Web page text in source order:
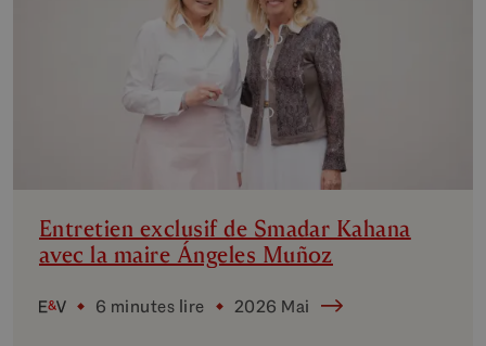
Entretien exclusif de Smadar Kahana
avec la maire Ángeles Muñoz
6 minutes lire 2026 Mai